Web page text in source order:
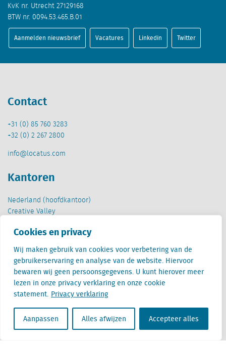
Cookies en privacy
Wij maken gebruik van cookies voor verbetering van de
gebruikerservaring en analyse van de website. Hiervoor
bewaren wij geen persoonsgegevens. U kunt hierover meer
lezen in onze privacy verklaring en onze cookie
statement. Privacy verklaring
Aanpassen Alles afwijzen Accepteer alles
KvK nr. Utrecht 27129168
BTW nr. 0094.53.465.B.01
Aanmelden nieuwsbrief Vacatures Linkedin Twitter
Contact
+31 (0) 85 760 3283
+32 (0) 2 267 2800
info@locatus.com
Kantoren
Nederland (hoofdkantoor)
Creative Valley
3511 ED Utrecht
België
Cantersteen 47
1000 Brussel